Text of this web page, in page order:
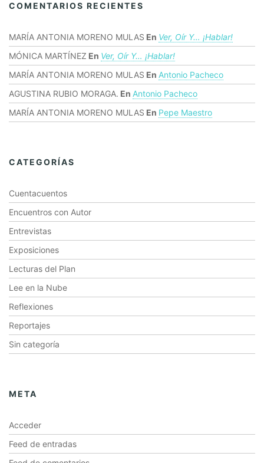
COMENTARIOS RECIENTES
MARÍA ANTONIA MORENO MULAS En Ver, Oír Y… ¡hablar!
MÓNICA MARTÍNEZ En Ver, Oír Y… ¡hablar!
MARÍA ANTONIA MORENO MULAS En Antonio Pacheco
AGUSTINA RUBIO MORAGA. En Antonio Pacheco
MARÍA ANTONIA MORENO MULAS En Pepe Maestro
CATEGORÍAS
Cuentacuentos
Encuentros con Autor
Entrevistas
Exposiciones
Lecturas del Plan
Lee en la Nube
Reflexiones
Reportajes
Sin categoría
META
Acceder
Feed de entradas